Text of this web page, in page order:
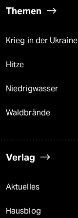
Themen
Krieg in der Ukraine
Hitze
Niedrigwasser
Waldbrände
Verlag
Aktuelles
Hausblog